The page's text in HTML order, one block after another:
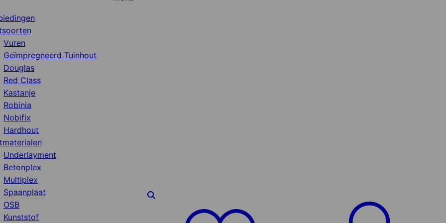
Vuren
Geïmpregneerd Tuinhout
Douglas
Red Class
Kastanje
Robinia
Nobifix
Hardhout
Underlayment
Betonplex
Multiplex
Spaanplaat
OSB
Kunststof